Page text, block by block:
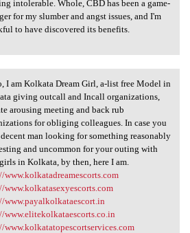
intolerable. Whole, CBD has been a game-
for my slumber and angst issues, and I'm
to have discovered its benefits.
I am Kolkata Dream
I am Kolkata Dream Girl, a-list free Model in
giving outcall and Incall organizations,
arousing meeting and back rub
for obliging colleagues. In case you
decent man looking for something reasonably
and uncommon for your outing with
in Kolkata, by then, here I am.
www.kolkatadreamescorts.com
www.kolkatasexyescorts.com
www.payalkolkataescort.in
www.elitekolkataescorts.co.in
www.kolkatatopescortservices.com